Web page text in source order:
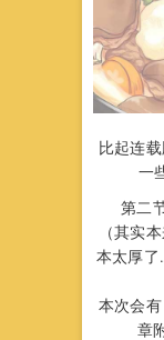
比起连
一
第二
（其实
本太厚了
本次会
章